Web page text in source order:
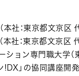
社：東京都文京区
社：東京都文京区
ション専門職大学（
」の協同講座開